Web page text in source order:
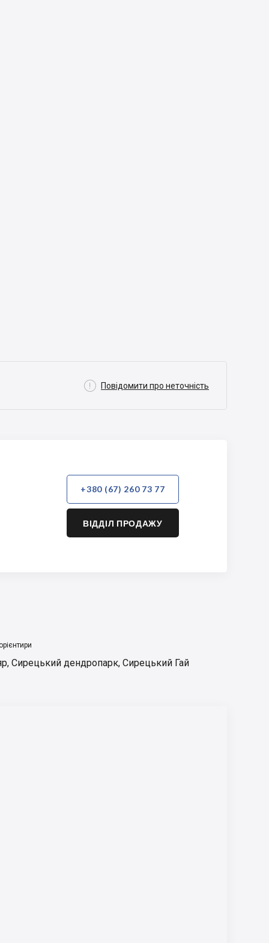
 Повідомити про неточність
+380 (67) 260 73 77
ВІДДІЛ ПРОДАЖУ
, Сирецький дендропарк, Сирецький Гай